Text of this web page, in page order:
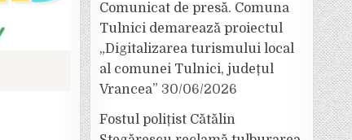
Comunicat de presă. Comuna
Tulnici demarează proiectul
„Digitalizarea turismului local
al comunei Tulnici, județul
Vrancea” 30/06/2026
Fostul polițist Cătălin